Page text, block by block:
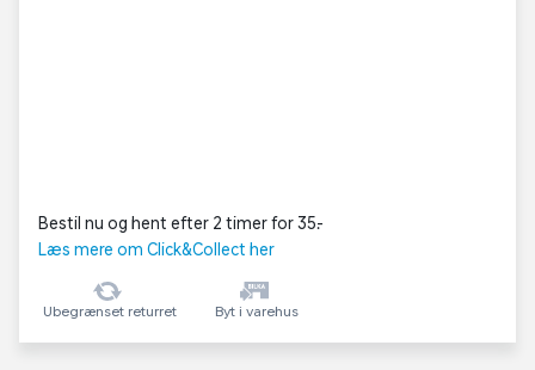
Bestil nu og hent efter 2 timer for 35,-
Læs mere om Click&Collect her
Ubegrænset returret Byt i varehus